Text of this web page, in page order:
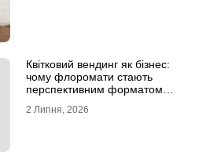
Квітковий вендинг як бізнес:
чому флоромати стають
перспективним форматом
2 Липня, 2026